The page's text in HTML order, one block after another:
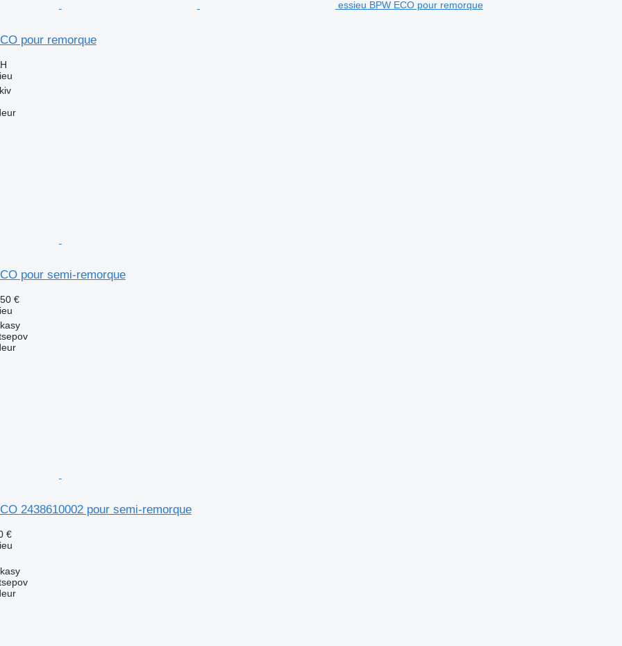
essieu BPW ECO pour remorque
pour remorque
pour semi-remorque
€
2438610002 pour semi-remorque
€